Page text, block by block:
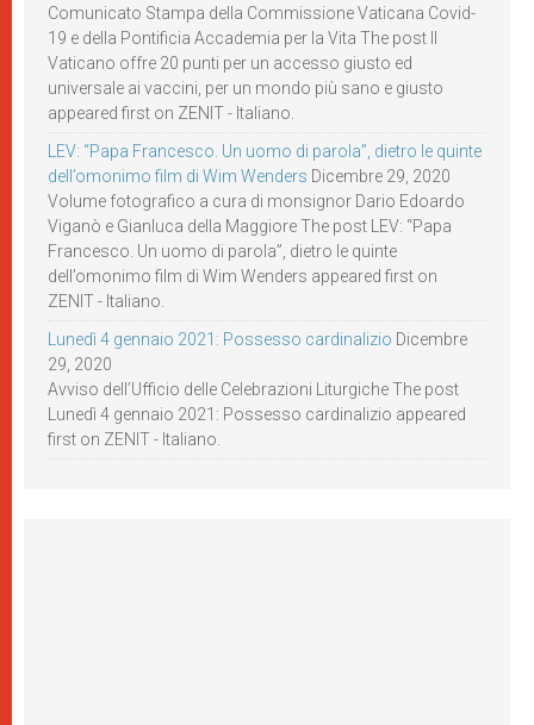
Comunicato Stampa della Commissione Vaticana Covid-
19 e della Pontificia Accademia per la Vita The post Il
Vaticano offre 20 punti per un accesso giusto ed
universale ai vaccini, per un mondo più sano e giusto
appeared first on ZENIT - Italiano.
LEV: “Papa Francesco. Un uomo di parola”, dietro le quinte
dell’omonimo film di Wim Wenders Dicembre 29, 2020
Volume fotografico a cura di monsignor Dario Edoardo
Viganò e Gianluca della Maggiore The post LEV: “Papa
Francesco. Un uomo di parola”, dietro le quinte
dell’omonimo film di Wim Wenders appeared first on
ZENIT - Italiano.
Lunedì 4 gennaio 2021: Possesso cardinalizio Dicembre
29, 2020
Avviso dell’Ufficio delle Celebrazioni Liturgiche The post
Lunedì 4 gennaio 2021: Possesso cardinalizio appeared
first on ZENIT - Italiano.